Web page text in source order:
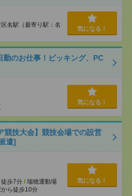
名駅（最寄り駅：名
気になる！
勤のお仕事！ピッキング、PC
気になる！
競技大会】競技会場での設営
遣]
歩7分 / 瑞穂運動場
ら徒歩10分
気になる！